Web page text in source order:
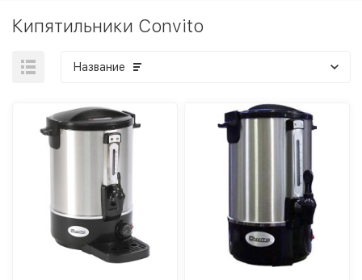
Кипятильники Convito
Название